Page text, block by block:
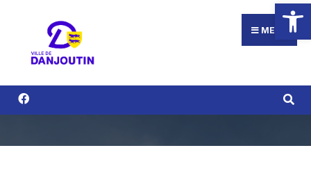
Ouvrir
contenu
MENU
for: